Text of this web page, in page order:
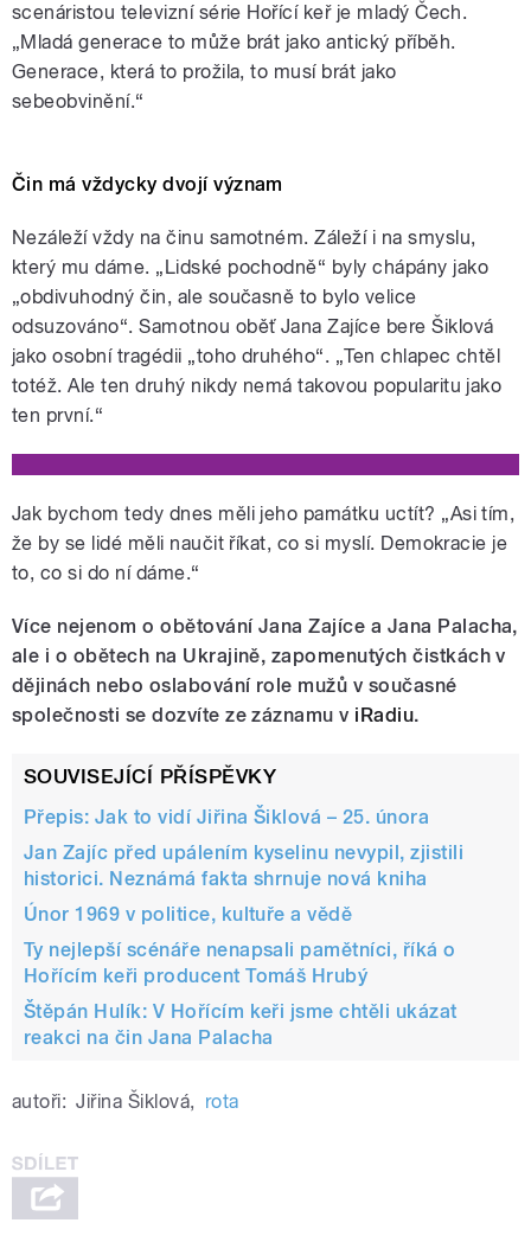
scenáristou televizní série Hořící keř je mladý Čech.
„Mladá generace to může brát jako antický příběh.
Generace, která to prožila, to musí brát jako
sebeobvinění.“
Čin má vždycky dvojí význam
Nezáleží vždy na činu samotném. Záleží i na smyslu,
který mu dáme. „Lidské pochodně“ byly chápány jako
„obdivuhodný čin, ale současně to bylo velice
odsuzováno“. Samotnou oběť Jana Zajíce bere Šiklová
jako osobní tragédii „toho druhého“. „Ten chlapec chtěl
totéž. Ale ten druhý nikdy nemá takovou popularitu jako
ten první.“
Jak bychom tedy dnes měli jeho památku uctít? „Asi tím,
že by se lidé měli naučit říkat, co si myslí. Demokracie je
to, co si do ní dáme.“
Více nejenom o obětování Jana Zajíce a Jana Palacha,
ale i o obětech na Ukrajině, zapomenutých čistkách v
dějinách nebo oslabování role mužů v současné
společnosti se dozvíte ze záznamu v iRadiu.
SOUVISEJÍCÍ PŘÍSPĚVKY
Přepis: Jak to vidí Jiřina Šiklová – 25. února
Jan Zajíc před upálením kyselinu nevypil, zjistili
historici. Neznámá fakta shrnuje nová kniha
Únor 1969 v politice, kultuře a vědě
Ty nejlepší scénáře nenapsali pamětníci, říká o
Hořícím keři producent Tomáš Hrubý
Štěpán Hulík: V Hořícím keři jsme chtěli ukázat
reakci na čin Jana Palacha
autoři: Jiřina Šiklová, rota